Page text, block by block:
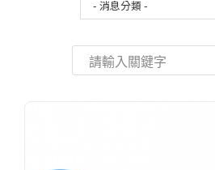
Open submenu (實習專區)
實習專區
(link is external)